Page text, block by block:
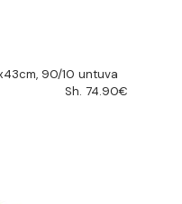
90/10 untuva
Sh. 74.90€